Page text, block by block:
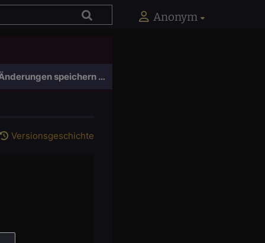
Anonym
speichern …
Versionsgeschichte